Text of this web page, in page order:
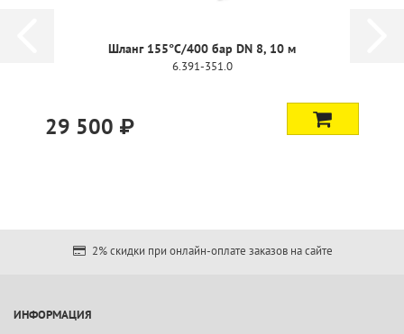
Шланг 155°C/400 бар DN 8, 10 м
6.391-351.0
29 500 ₽
2% скидки при онлайн-оплате заказов на сайте
ИНФОРМАЦИЯ